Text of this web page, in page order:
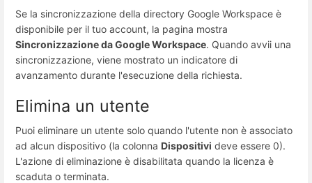
Se la sincronizzazione della directory Google Workspace è
disponibile per il tuo account, la pagina mostra
Sincronizzazione da Google Workspace. Quando avvii una
sincronizzazione, viene mostrato un indicatore di
avanzamento durante l'esecuzione della richiesta.
Elimina un utente
Puoi eliminare un utente solo quando l'utente non è associato
ad alcun dispositivo (la colonna Dispositivi deve essere 0).
L'azione di eliminazione è disabilitata quando la licenza è
scaduta o terminata.